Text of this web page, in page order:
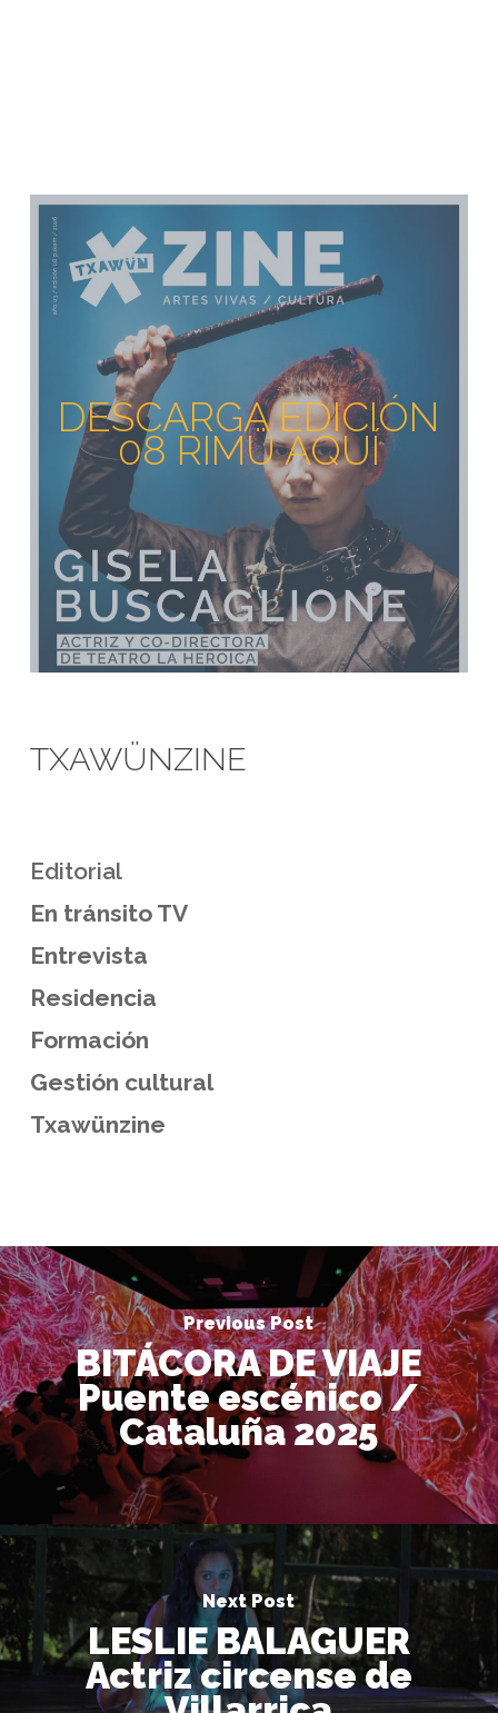
DESCARGA EDICIÓN
08 RIMÜ AQUÍ
TXAWÜNZINE
Editorial
En tránsito TV
Entrevista
Residencia
Formación
Gestión cultural
Txawünzine
Previous Post
BITÁCORA DE VIAJE
Puente escénico /
Cataluña 2025
Next Post
LESLIE BALAGUER
Actriz circense de